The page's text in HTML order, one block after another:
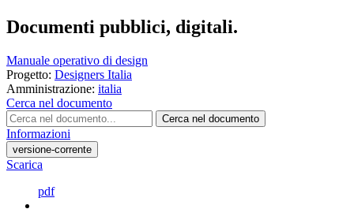
Documenti pubblici, digitali.
Manuale operativo di design
Progetto: Designers Italia
Amministrazione: italia
Cerca nel documento
Cerca nel documento
Informazioni
versione-corrente
Scarica
pdf